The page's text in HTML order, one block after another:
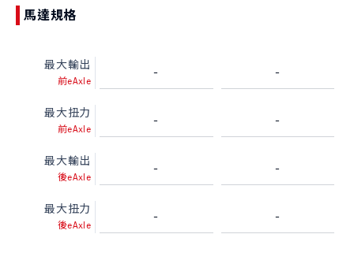
馬達規格
最大輸出
前eAxle
- -
最大扭力
前eAxle
- -
最大輸出
後eAxle
- -
最大扭力
後eAxle
- -